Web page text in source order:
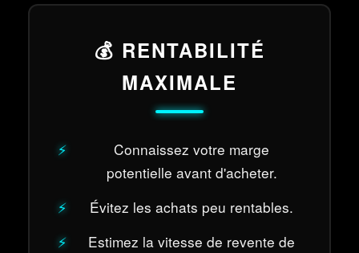
💰 RENTABILITÉ
MAXIMALE
Connaissez votre marge
potentielle avant d'acheter.
Évitez les achats peu rentables.
Estimez la vitesse de revente de